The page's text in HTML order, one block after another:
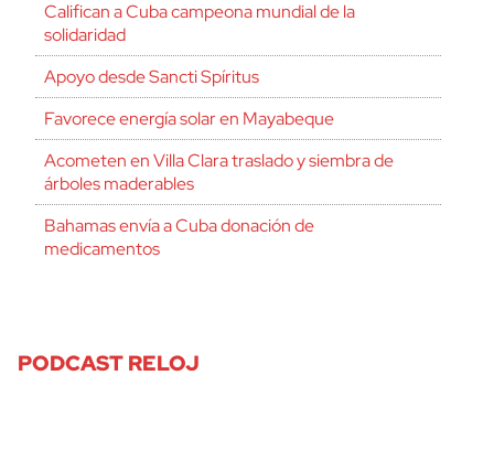
Califican a Cuba campeona mundial de la
solidaridad
Apoyo desde Sancti Spíritus
Favorece energía solar en Mayabeque
Acometen en Villa Clara traslado y siembra de
árboles maderables
Bahamas envía a Cuba donación de
medicamentos
PODCAST RELOJ